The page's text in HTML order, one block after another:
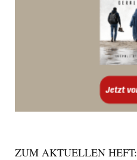
ZUM AKTUELLEN HEFT: